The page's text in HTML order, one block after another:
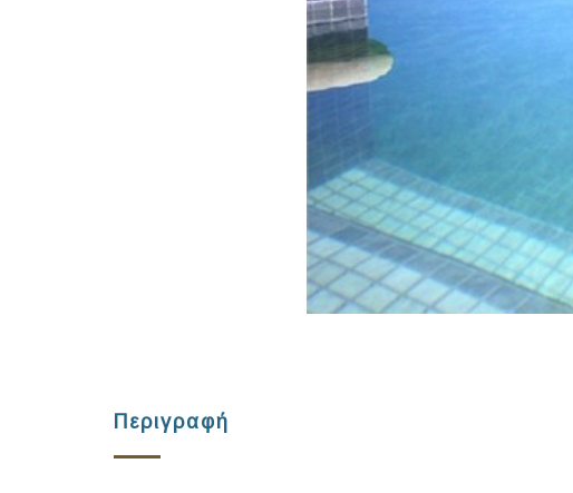
Περιγραφή